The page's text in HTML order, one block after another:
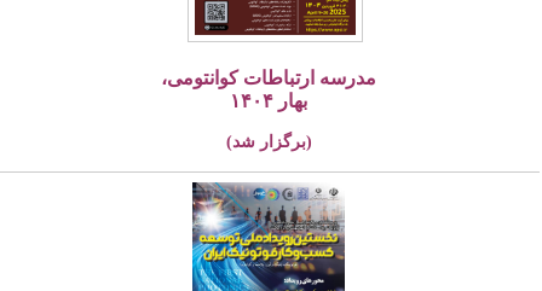
مدرسه ارتباطات کوانتومی،
بهار ۱۴۰۴
(برگزار شد)